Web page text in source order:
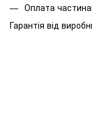
Оплата
Гарантія від